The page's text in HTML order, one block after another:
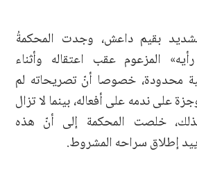
الشديد بقيم داعش، وجدت المحكمةُ
المزعوم عقب اعتقاله وأثناء
محدودة، خصوصا أنّ تصريحاته لم
على ندمه على أفعاله، بينما لا تزال
خلصت المحكمة إلى أنّ هذه
إطلاق سراحه المشروط.